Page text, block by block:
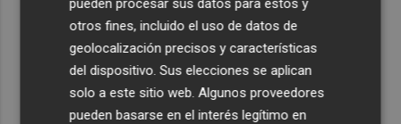
Plaza Podcast en tu correo
Quiero suscribirme
pueden procesar sus datos para estos y
otros fines, incluido el uso de datos de
geolocalización precisos y características
del dispositivo. Sus elecciones se aplican
solo a este sitio web. Algunos proveedores
pueden basarse en el interés legítimo en